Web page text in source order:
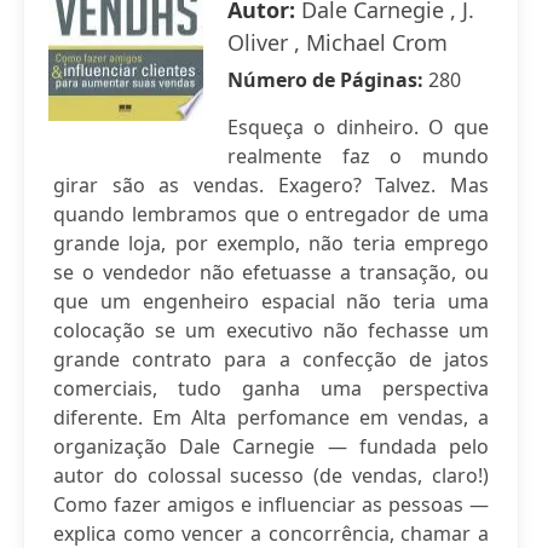
Autor: Dale Carnegie , J.
Oliver , Michael Crom
Número de Páginas: 280
Esqueça o dinheiro. O que
realmente faz o mundo
girar são as vendas. Exagero? Talvez. Mas
quando lembramos que o entregador de uma
grande loja, por exemplo, não teria emprego
se o vendedor não efetuasse a transação, ou
que um engenheiro espacial não teria uma
colocação se um executivo não fechasse um
grande contrato para a confecção de jatos
comerciais, tudo ganha uma perspectiva
diferente. Em Alta perfomance em vendas, a
organização Dale Carnegie — fundada pelo
autor do colossal sucesso (de vendas, claro!)
Como fazer amigos e influenciar as pessoas —
explica como vencer a concorrência, chamar a